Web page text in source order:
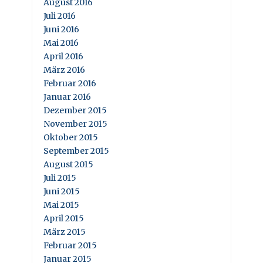
August 2016
Juli 2016
Juni 2016
Mai 2016
April 2016
März 2016
Februar 2016
Januar 2016
Dezember 2015
November 2015
Oktober 2015
September 2015
August 2015
Juli 2015
Juni 2015
Mai 2015
April 2015
März 2015
Februar 2015
Januar 2015